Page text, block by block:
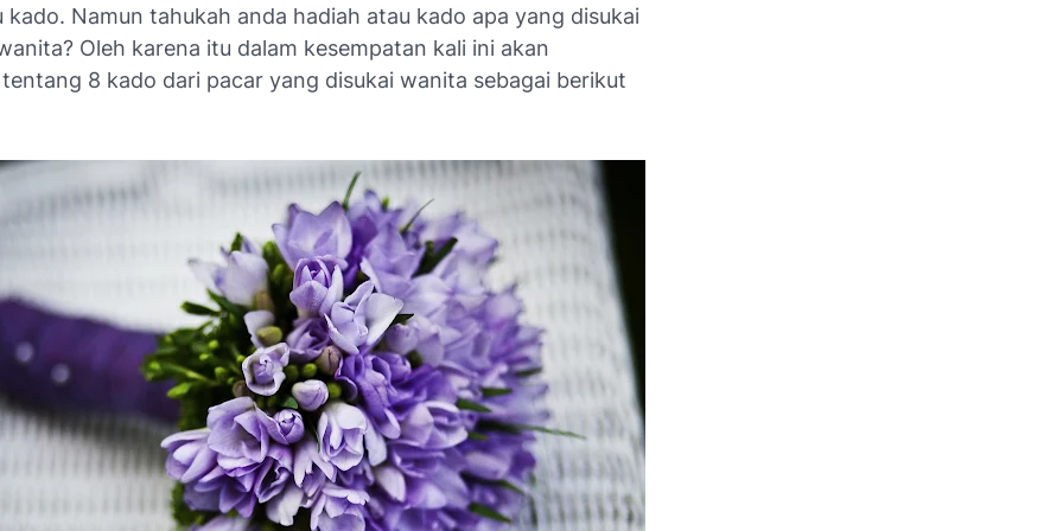
kado. Namun tahukah anda hadiah atau kado apa yang disukai
Oleh karena itu dalam kesempatan kali ini akan
8 kado dari pacar yang disukai wanita sebagai berikut